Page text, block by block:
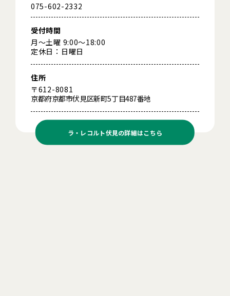
075-602-2332
受付時間
月～土曜 9:00～18:00
定休日：日曜日
住所
〒612-8081
京都府京都市伏見区新町5丁目487番地
ラ・レコルト伏見の詳細はこちら